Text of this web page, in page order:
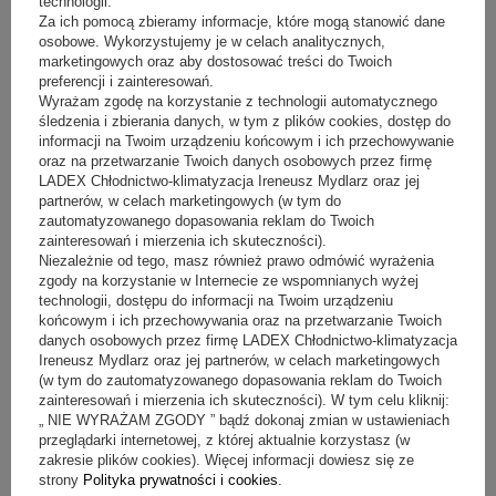
Producent:
Dora Metal
wymiary (dł. / gł. / wys.)
500 / 530 / 890 mm
Sugerowana cena netto:
8 531,00 zł(netto)
Nasza cena: 7 251,35 zł (netto)
drzwi
pełne pełne-suflady
- 15%
Za ich pomocą zbieramy informacje, które mogą stanowić dane
osobowe. Wykorzystujemy je w celach analitycznych,
marketingowych oraz aby dostosować treści do Twoich
preferencji i zainteresowań.
Wyrażam zgodę na korzystanie z technologii automatycznego
śledzenia i zbierania danych, w tym z plików cookies, dostęp do
informacji na Twoim urządzeniu końcowym i ich przechowywanie
oraz na przetwarzanie Twoich danych osobowych przez firmę
LADEX Chłodnictwo-klimatyzacja Ireneusz Mydlarz oraz jej
partnerów, w celach marketingowych (w tym do
zautomatyzowanego dopasowania reklam do Twoich
zainteresowań i mierzenia ich skuteczności).
Niezależnie od tego, masz również prawo odmówić wyrażenia
zgody na korzystanie w Internecie ze wspomnianych wyżej
technologii, dostępu do informacji na Twoim urządzeniu
końcowym i ich przechowywania oraz na przetwarzanie Twoich
danych osobowych przez firmę LADEX Chłodnictwo-klimatyzacja
Ireneusz Mydlarz oraz jej partnerów, w celach marketingowych
(w tym do zautomatyzowanego dopasowania reklam do Twoich
zainteresowań i mierzenia ich skuteczności). W tym celu kliknij:
„ NIE WYRAŻAM ZGODY ” bądź dokonaj zmian w ustawieniach
przeglądarki internetowej, z której aktualnie korzystasz (w
zakresie plików cookies). Więcej informacji dowiesz się ze
strony Polityka prywatności i cookies